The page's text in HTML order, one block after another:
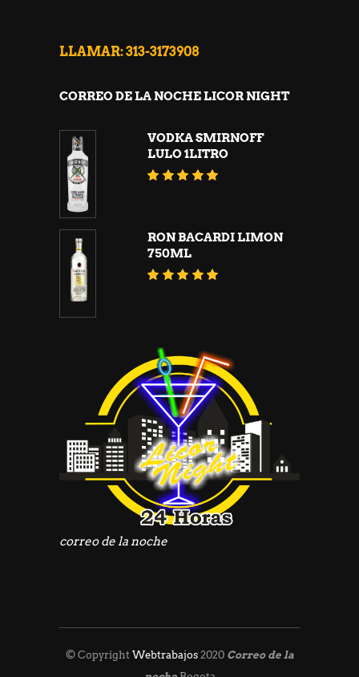
LLAMAR: 313-3173908
CORREO DE LA NOCHE LICOR NIGHT
VODKA SMIRNOFF
LULO 1LITRO
RON BACARDI LIMON
750ML
correo de la noche
© Copyright Webtrabajos2020 Correo de la